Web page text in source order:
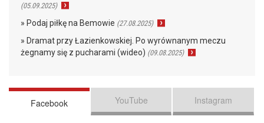
(05.09.2025)
» Podaj piłkę na Bemowie (27.08.2025)
» Dramat przy Łazienkowskiej. Po wyrównanym meczu
żegnamy się z pucharami (wideo) (09.08.2025)
Facebook YouTube Instagram